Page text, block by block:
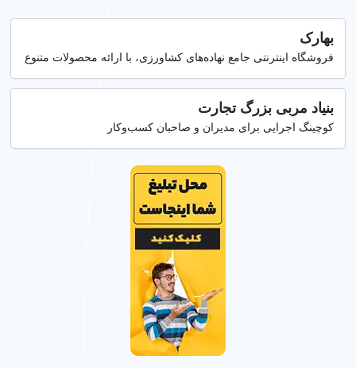
بهارک
فروشگاه اینترنتی جامع نهاده‌های کشاورزی، با ارائه محصولات متنوع
بنیاد مربی بزرگ تجارت
کوچینگ اجرایی برای مدیران و صاحبان کسب‌وکار